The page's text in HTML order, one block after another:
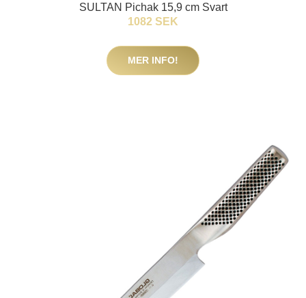
SULTAN Pichak 15,9 cm Svart
1082 SEK
MER INFO!